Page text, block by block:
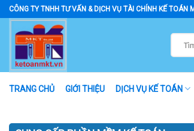
Skip
content
CÔNG TY TNHH TƯ VẤN & DỊCH VỤ TÀI CHÍNH KẾ TOÁN
TRANG CHỦ GIỚI THIỆU DỊCH VỤ KẾ TOÁN